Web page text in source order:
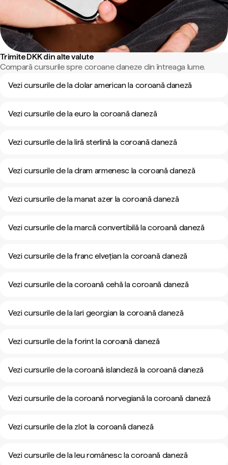
Trimite DKK din alte valute
Compară cursurile spre coroane daneze din întreaga lume.
Vezi cursurile de la dolar american la coroană daneză
Vezi cursurile de la euro la coroană daneză
Vezi cursurile de la liră sterlină la coroană daneză
Vezi cursurile de la dram armenesc la coroană daneză
Vezi cursurile de la manat azer la coroană daneză
Vezi cursurile de la marcă convertibilă la coroană daneză
Vezi cursurile de la franc elvețian la coroană daneză
Vezi cursurile de la coroană cehă la coroană daneză
Vezi cursurile de la lari georgian la coroană daneză
Vezi cursurile de la forint la coroană daneză
Vezi cursurile de la coroană islandeză la coroană daneză
Vezi cursurile de la coroană norvegiană la coroană daneză
Vezi cursurile de la zlot la coroană daneză
Vezi cursurile de la leu românesc la coroană daneză